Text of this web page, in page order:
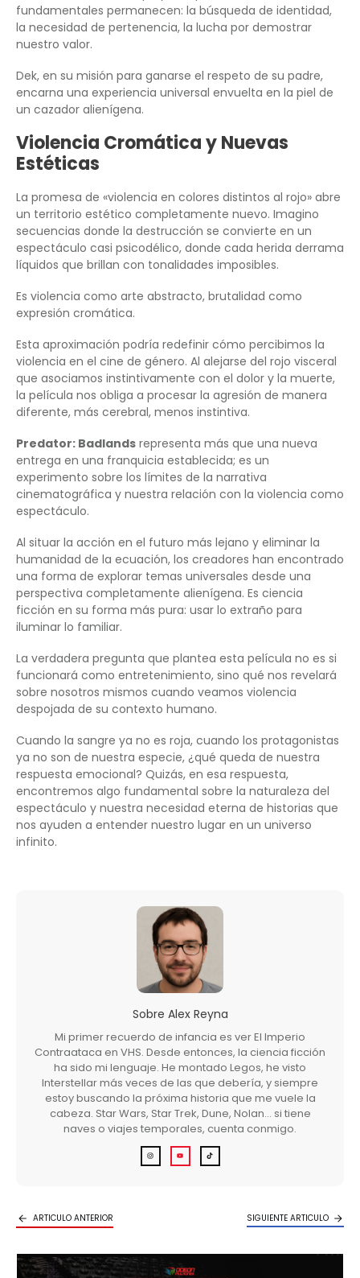
fundamentales permanecen: la búsqueda de identidad,
la necesidad de pertenencia, la lucha por demostrar
nuestro valor.
Dek, en su misión para ganarse el respeto de su padre,
encarna una experiencia universal envuelta en la piel de
un cazador alienígena.
Violencia Cromática y Nuevas
Estéticas
La promesa de «violencia en colores distintos al rojo» abre
un territorio estético completamente nuevo. Imagino
secuencias donde la destrucción se convierte en un
espectáculo casi psicodélico, donde cada herida derrama
líquidos que brillan con tonalidades imposibles.
Es violencia como arte abstracto, brutalidad como
expresión cromática.
Esta aproximación podría redefinir cómo percibimos la
violencia en el cine de género. Al alejarse del rojo visceral
que asociamos instintivamente con el dolor y la muerte,
la película nos obliga a procesar la agresión de manera
diferente, más cerebral, menos instintiva.
Predator: Badlands representa más que una nueva
entrega en una franquicia establecida; es un
experimento sobre los límites de la narrativa
cinematográfica y nuestra relación con la violencia como
espectáculo.
Al situar la acción en el futuro más lejano y eliminar la
humanidad de la ecuación, los creadores han encontrado
una forma de explorar temas universales desde una
perspectiva completamente alienígena. Es ciencia
ficción en su forma más pura: usar lo extraño para
iluminar lo familiar.
La verdadera pregunta que plantea esta película no es si
funcionará como entretenimiento, sino qué nos revelará
sobre nosotros mismos cuando veamos violencia
despojada de su contexto humano.
Cuando la sangre ya no es roja, cuando los protagonistas
ya no son de nuestra especie, ¿qué queda de nuestra
respuesta emocional? Quizás, en esa respuesta,
encontremos algo fundamental sobre la naturaleza del
espectáculo y nuestra necesidad eterna de historias que
nos ayuden a entender nuestro lugar en un universo
infinito.
Sobre Alex Reyna
Mi primer recuerdo de infancia es ver El Imperio
Contraataca en VHS. Desde entonces, la ciencia ficción
ha sido mi lenguaje. He montado Legos, he visto
Interstellar más veces de las que debería, y siempre
estoy buscando la próxima historia que me vuele la
cabeza. Star Wars, Star Trek, Dune, Nolan… si tiene
naves o viajes temporales, cuenta conmigo.
ARTICULO ANTERIOR SIGUIENTE ARTICULO